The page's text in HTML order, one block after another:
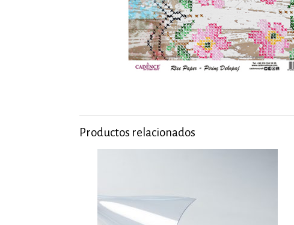
Productos relacionados